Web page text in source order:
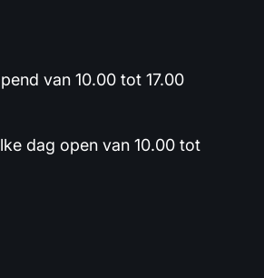
van 10.00 tot 17.00
dag open van 10.00 tot